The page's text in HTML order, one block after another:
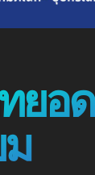
ยอด